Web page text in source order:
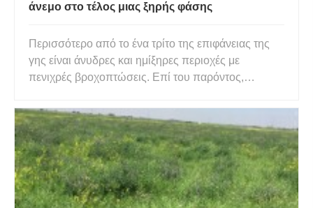
άνεμο στο τέλος μιας ξηρής φάσης
Περισσότερο από το ένα τρίτο της επιφάνειας της
γης είναι άνυδρες και ημίξηρες περιοχές με
πενιχρές βροχοπτώσεις. Επί του παρόντος,
κατοικούν σε αυτές τις περιοχές, χωρίς να
συμπεριλαμβάνονται οι πιθανές περιοχές
ερημοποίησης που απειλούνται από την ξηρασ